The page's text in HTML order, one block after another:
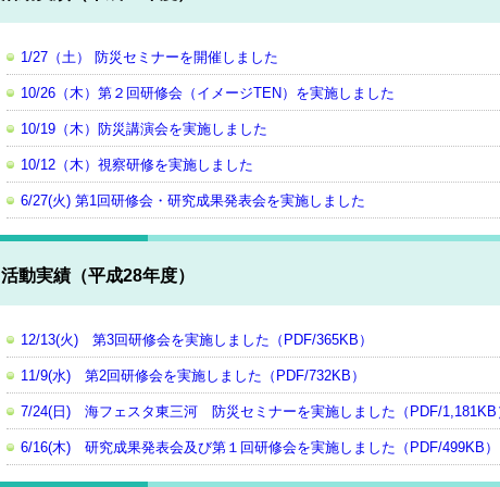
1/27（土） 防災セミナーを開催しました
10/26（木）第２回研修会（イメージTEN）を実施しました
10/19（木）防災講演会を実施しました
10/12（木）視察研修を実施しました
6/27(火) 第1回研修会・研究成果発表会を実施しました
活動実績（平成28年度）
12/13(火) 第3回研修会を実施しました（PDF/365KB）
11/9(水) 第2回研修会を実施しました（PDF/732KB）
7/24(日) 海フェスタ東三河 防災セミナーを実施しました（PDF/1,181KB
6/16(木) 研究成果発表会及び第１回研修会を実施しました（PDF/499KB）